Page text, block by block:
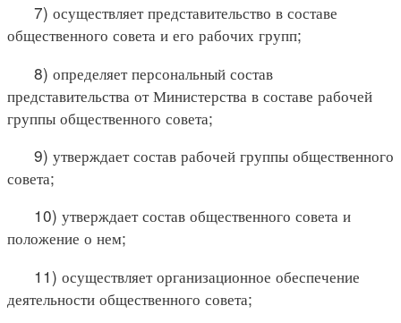
7) осуществляет представительство в составе
общественного совета и его рабочих групп;
8) определяет персональный состав
представительства от Министерства в составе рабочей
группы общественного совета;
9) утверждает состав рабочей группы общественного
совета;
10) утверждает состав общественного совета и
положение о нем;
11) осуществляет организационное обеспечение
деятельности общественного совета;